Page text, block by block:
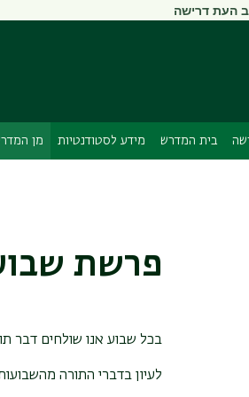
העת דרישה
בית המדרש מידע לסטודנטיות מן
פרשת
בכל שבוע אנו שולחים דבר
לעיון בדברי התורה